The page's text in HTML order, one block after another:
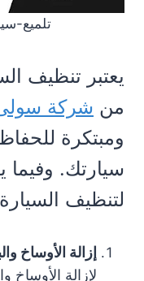
تلميع-
يعتبر تنظيف
من شركة سولى
ومبتكرة
سيارتك. وفيما
لتنظيف
إزالة الأوساخ
لإزالة الأوساخ